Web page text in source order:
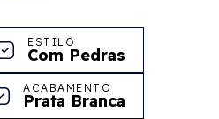
ESTILO
Com Pedras
ACABAMENTO
Prata Branca